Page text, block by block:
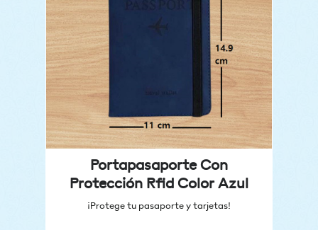
Portapasaporte Con
Protección Rfid Color Azul
¡Protege tu pasaporte y tarjetas!